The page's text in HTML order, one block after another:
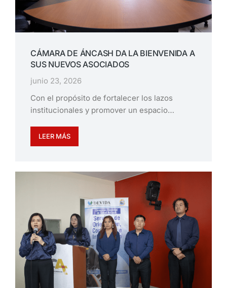
CÁMARA DE ÁNCASH DA LA BIENVENIDA A
SUS NUEVOS ASOCIADOS
junio 23, 2026
Con el propósito de fortalecer los lazos
institucionales y promover un espacio…
LEER MÁS